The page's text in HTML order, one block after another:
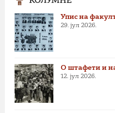
Упис на
29. јул 2026.
О штафети и
12. јул 2026.